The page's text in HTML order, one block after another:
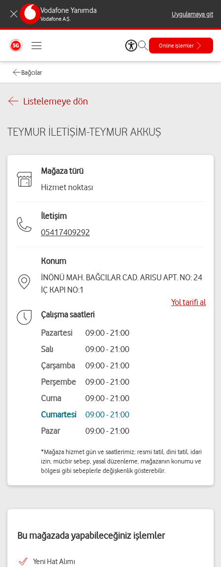
Vodafone Yanımda
Vodafone A.Ş.
Uygulamaya git
Online işlemler
Bağcılar
Listelemeye dön
TEYMUR İLETİŞİM-TEYMUR AKKUŞ
Mağaza türü
Hizmet noktası
İletişim
05417409292
Konum
İNÖNÜ MAH. BAĞCILAR CAD. ARISU APT. NO: 24
İÇ KAPI NO:1
Yol tarifi al
Çalışma saatleri
Pazartesi
09:00 - 21:00
Salı
09:00 - 21:00
Çarşamba
09:00 - 21:00
Perşembe
09:00 - 21:00
Cuma
09:00 - 21:00
Cumartesi
09:00 - 21:00
Pazar
09:00 - 21:00
*Mağaza hizmet gün ve saatlerimiz; resmi tatil, dini tatil, idari
izin, mücbir sebep, yasal düzenleme, mağazanın konumu ve
bölgesi gibi sebeplerle değişkenlik gösterebilir.
Bu mağazada yapabileceğiniz işlemler
Yeni Hat Alımı